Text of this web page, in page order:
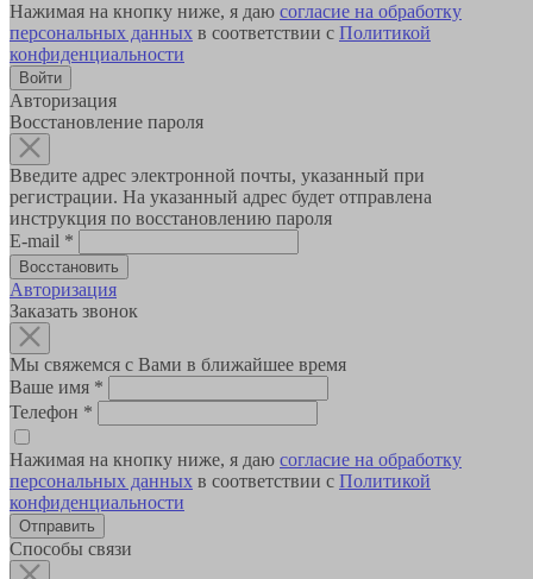
Нажимая на кнопку ниже, я даю согласие на обработку
персональных данных в соответствии с Политикой
конфиденциальности
Авторизация
Восстановление пароля
Введите адрес электронной почты, указанный при
регистрации. На указанный адрес будет отправлена
инструкция по восстановлению пароля
E-mail *
Авторизация
Заказать звонок
Мы свяжемся с Вами в ближайшее время
Ваше имя *
Телефон *
Нажимая на кнопку ниже, я даю согласие на обработку
персональных данных в соответствии с Политикой
конфиденциальности
Способы связи